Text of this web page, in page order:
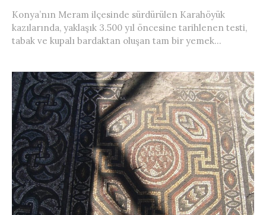
Konya’nın Meram ilçesinde sürdürülen Karahöyük
kazılarında, yaklaşık 3.500 yıl öncesine tarihlenen testi,
tabak ve kupalı bardaktan oluşan tam bir yemek...